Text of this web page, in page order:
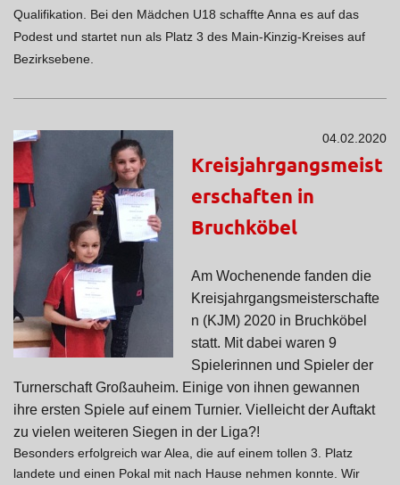
Qualifikation. Bei den Mädchen U18 schaffte Anna es auf das
Podest und startet nun als Platz 3 des Main-Kinzig-Kreises auf
Bezirksebene.
04.02.2020
Kreisjahrgangsmeist
erschaften in
Bruchköbel
Am Wochenende fanden die
Kreisjahrgangsmeisterschafte
n (KJM) 2020 in Bruchköbel
statt. Mit dabei waren 9
Spielerinnen und Spieler der
Turnerschaft Großauheim. Einige von ihnen gewannen
ihre ersten Spiele auf einem Turnier. Vielleicht der Auftakt
zu vielen weiteren Siegen in der Liga?!
Besonders erfolgreich war Alea, die auf einem tollen 3. Platz
landete und einen Pokal mit nach Hause nehmen konnte. Wir